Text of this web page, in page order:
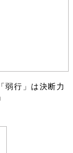
弱行」は決断力